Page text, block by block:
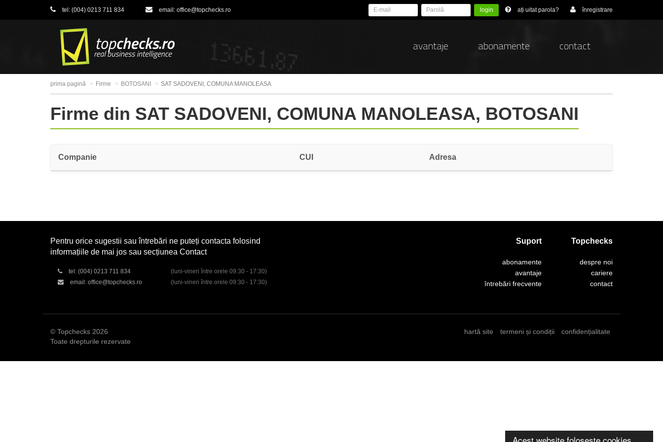
tel: (004) 0213 711 834 email: office@topchecks.ro login ați uitat parola? înregistrare
avantaje abonamente contact
prima pagină Firme BOTOSANI SAT SADOVENI, COMUNA MANOLEASA
Firme din SAT SADOVENI, COMUNA MANOLEASA, BOTOSANI
Companie CUI Adresa
Pentru orice sugestii sau întrebări ne puteți contacta folosind
informațiile de mai jos sau secțiunea Contact
tel: (004) 0213 711 834
(luni-vineri între orele 09:30 - 17:30)
email: office@topchecks.ro (luni-vineri între orele 09:30 - 17:30)
Topchecks
despre noi
cariere
contact
Suport
abonamente
avantaje
întrebări frecvente
© Topchecks 2026
Toate drepturile rezervate
hartă site termeni și condiții confidențialitate